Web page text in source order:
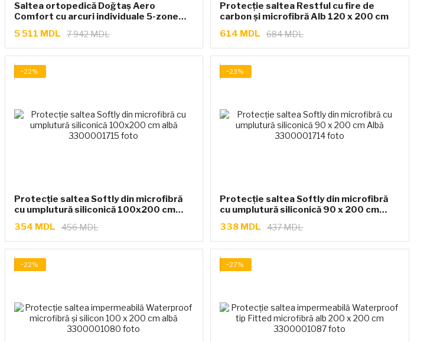
Saltea ortopedică Doğtaş Aero
Comfort cu arcuri individuale 5-zone
7 942 MDL
5 511 MDL
Protecție saltea Restful cu fire de
carbon și microfibră Alb 120 x 200 cm
684 MDL
614 MDL
−22%
Protecție saltea Softly din microfibră
cu umplutură siliconică 100x200 cm
456 MDL
354 MDL
−23%
Protecție saltea Softly din microfibră
cu umplutură siliconică 90 x 200 cm
437 MDL
338 MDL
−22% −27%